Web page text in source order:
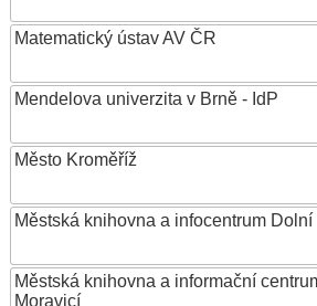
Matematický ústav AV ČR
Mendelova univerzita v Brně - IdP
Město Kroměříž
Městská knihovna a infocentrum
Městská knihovna a informační
Moravicí